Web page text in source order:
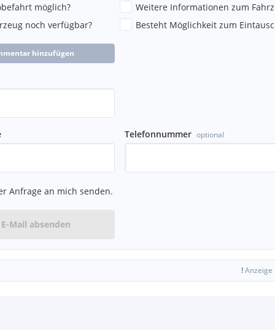
möglich?
Weitere Informationen zum
noch verfügbar?
Besteht Möglichkeit zum
hinzufügen
Telefonnummer optional
Anfrage an mich senden.
E-Mail absenden
!Anzeige